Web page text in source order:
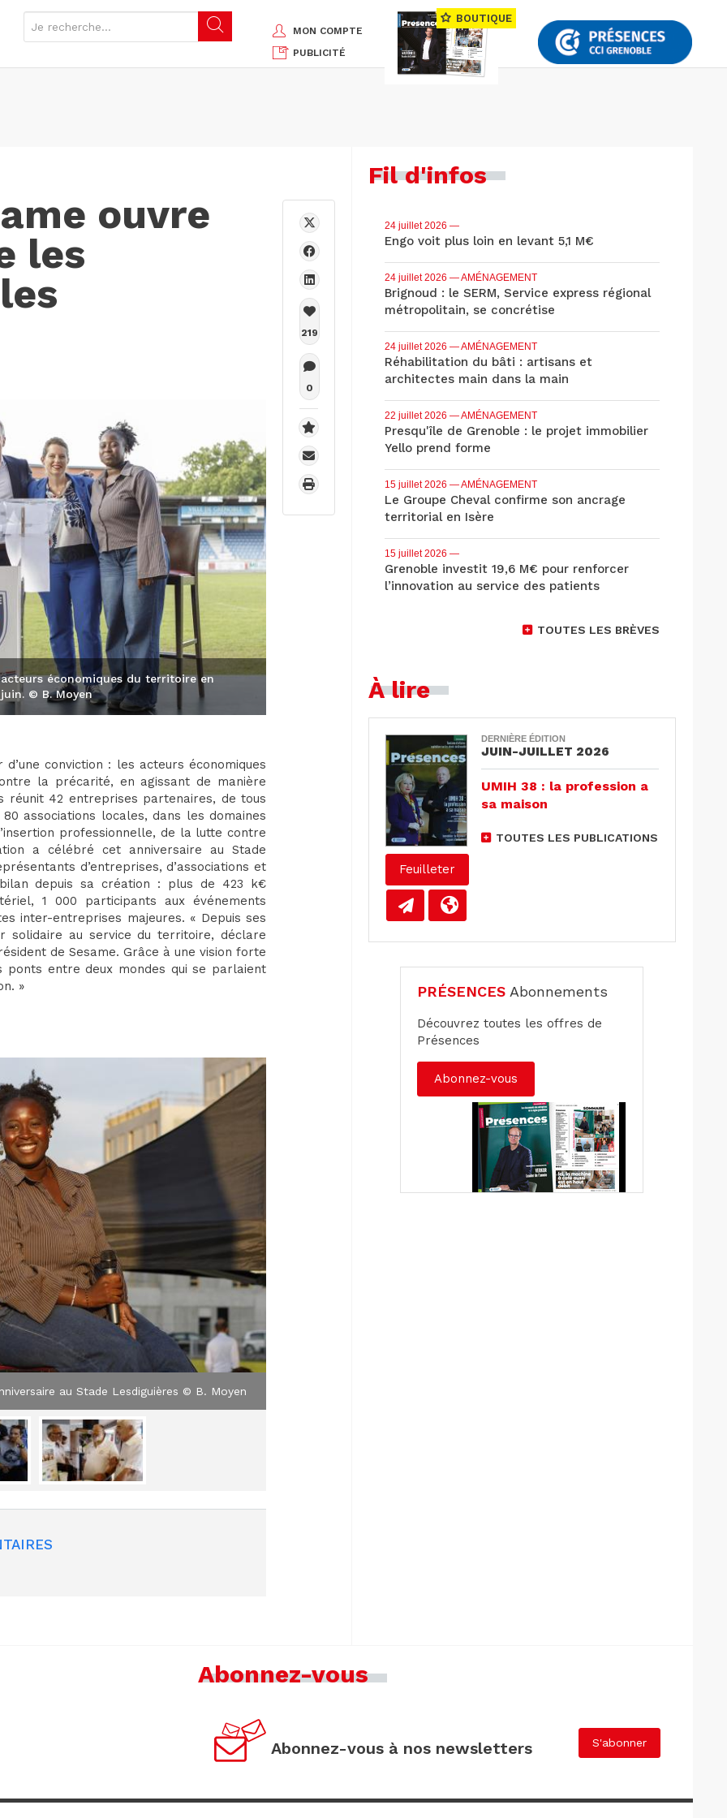
MON COMPTE
PUBLICITÉ
BOUTIQUE
ouvre
les
économiques du territoire en
© B. Moyen
conviction : les acteurs économiques
la précarité, en agissant de manière
réunit 42 entreprises partenaires, de tous
associations locales, dans les domaines
professionnelle, de la lutte contre
a célébré cet anniversaire au Stade
d’entreprises, d’associations et
bilan depuis sa création : plus de 423 k€
1 000 participants aux événements
inter-entreprises majeures. « Depuis ses
solidaire au service du territoire, déclare
de Sesame. Grâce à une vision forte
entre deux mondes qui se parlaient
»
au Stade Lesdiguières © B. Moyen
219
0
Fil d'infos
24 juillet 2026 —
Engo voit plus loin en levant 5,1 M€
24 juillet 2026 — AMÉNAGEMENT
Brignoud : le SERM, Service express régional
métropolitain, se concrétise
24 juillet 2026 — AMÉNAGEMENT
Réhabilitation du bâti : artisans et
architectes main dans la main
22 juillet 2026 — AMÉNAGEMENT
Presqu'île de Grenoble : le projet immobilier
Yello prend forme
15 juillet 2026 — AMÉNAGEMENT
Le Groupe Cheval confirme son ancrage
territorial en Isère
15 juillet 2026 —
Grenoble investit 19,6 M€ pour renforcer
l’innovation au service des patients
TOUTES LES BRÈVES
À lire
Feuilleter
DERNIÈRE ÉDITION
JUIN-JUILLET 2026
UMIH 38 : la profession a
sa maison
TOUTES LES PUBLICATIONS
PRÉSENCES Abonnements
Découvrez toutes les offres de
Présences
Abonnez-vous
Abonnez-vous
Abonnez-vous à nos newsletters S'abonner